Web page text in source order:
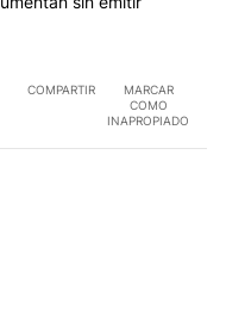
COMPARTIR
MARCAR
COMO
INAPROPIADO